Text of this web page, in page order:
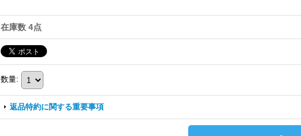
在庫数 4点
数量:
返品特約に関する重要事項